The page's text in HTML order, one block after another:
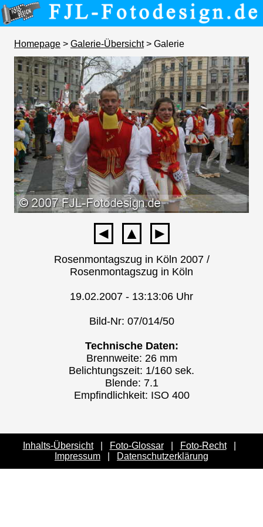
Homepage > Galerie-Übersicht> Galerie
◄ ▲ ►
Rosenmontagszug in Köln 2007 /
Rosenmontagszug in Köln
19.02.2007 - 13:13:06 Uhr
Bild-Nr: 07/014/50
Technische Daten:
Brennweite: 26 mm
Belichtungszeit: 1/160 sek.
Blende: 7.1
Empfindlichkeit: ISO 400
Inhalts-Übersicht| Foto-Glossar| Foto-Recht|
Impressum
Datenschutzerklärung